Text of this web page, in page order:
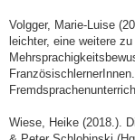
Volgger, Marie-Luise
leichter, eine weitere
Wiese, Heike (2018.).